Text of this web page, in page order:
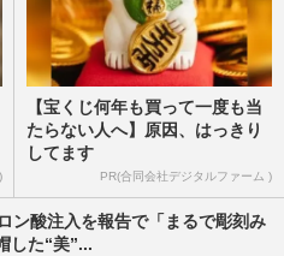
【宝くじ何年も買って一度も当
たらない人へ】原因、はっきり
してます
PR(合同会社デジタルファーム )
ン酸注入を報告で「まるで彫刻み
した“美”...